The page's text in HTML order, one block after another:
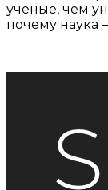
ученые, чем
почему наука